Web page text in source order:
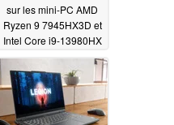
sur les mini-PC AMD
Ryzen 9 7945HX3D et
Intel Core i9-13980HX
Mini-ITX08/26/2023